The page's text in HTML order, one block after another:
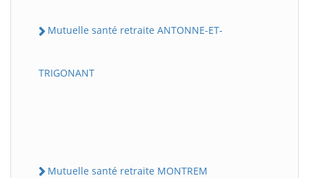
Mutuelle santé retraite ANTONNE-ET-
TRIGONANT
Mutuelle santé retraite MONTREM